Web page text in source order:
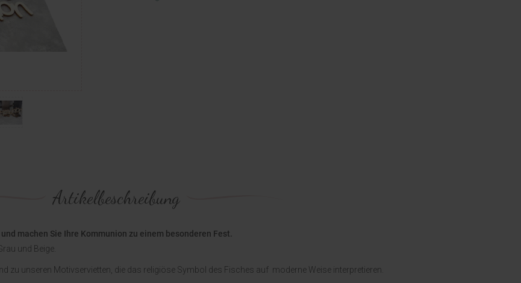
Artikelbeschreibung
machen Sie Ihre Kommunion zu einem besonderen Fest.
und Beige.
zu unseren Motivservietten, die das religiöse Symbol des Fisches auf moderne Weise interpretieren.